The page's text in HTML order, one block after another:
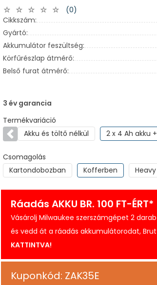
(0)
Cikkszám:
Gyártó:
Akkumulátor feszültség:
Körfűrészlap átmérő:
Belső furat átmérő:
3 év garancia
Termékvariáció
ElőzőAkku és töltő nélkül 2 x 4 Ah akku
Csomagolás
Kartondobozban
Kofferben
Ráadás AKKU BR. 100 FT-ÉRT*
Vásárolj Milwaukee szerszámgépet 2
és vedd át a ráadás akkumulátorodat,
KATTINTVA!
Kuponkód: ZAK35E